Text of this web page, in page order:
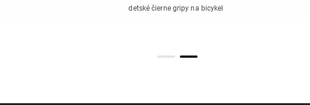
detské čierne gripy na bicykel